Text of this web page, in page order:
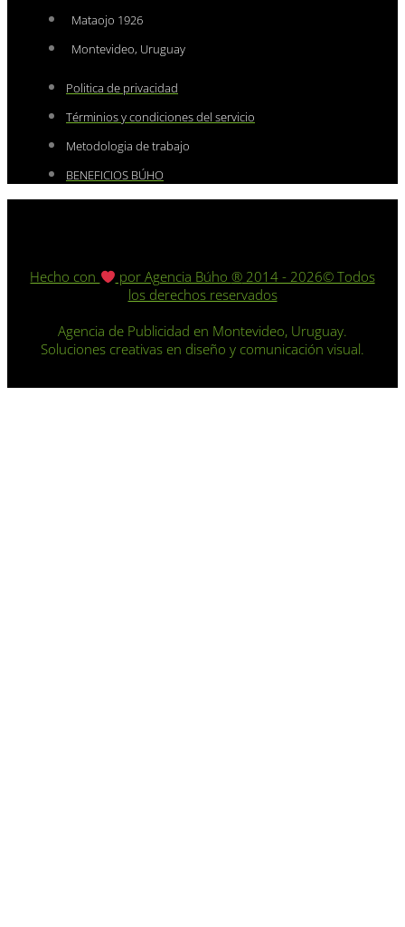
Mataojo 1926
Montevideo, Uruguay
Politica de privacidad
Términios y condiciones del servicio
Metodologia de trabajo
BENEFICIOS BÚHO
Hecho con por Agencia Búho ®️2014 - 2026© Todos
los derechos reservados
Agencia de Publicidad en Montevideo, Uruguay.
Soluciones creativas en diseño y comunicación visual.